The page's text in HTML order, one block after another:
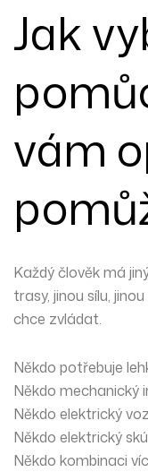
Jak
vám
Každý člověk má
trasy, jinou sílu,
chce zvládat.
Někdo potřebuje
Někdo mechanický
Někdo elektrický
Někdo elektrický
Někdo kombinaci